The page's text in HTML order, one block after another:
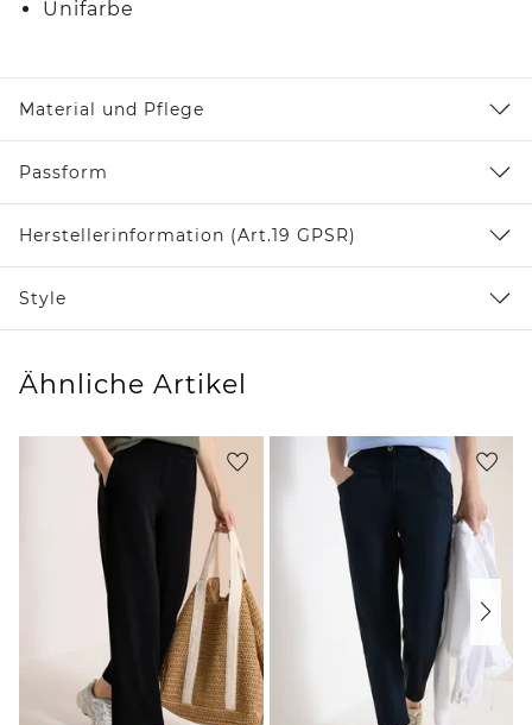
Unifarbe
Material und Pflege
Passform
Herstellerinformation (Art.19 GPSR)
Style
Ähnliche Artikel